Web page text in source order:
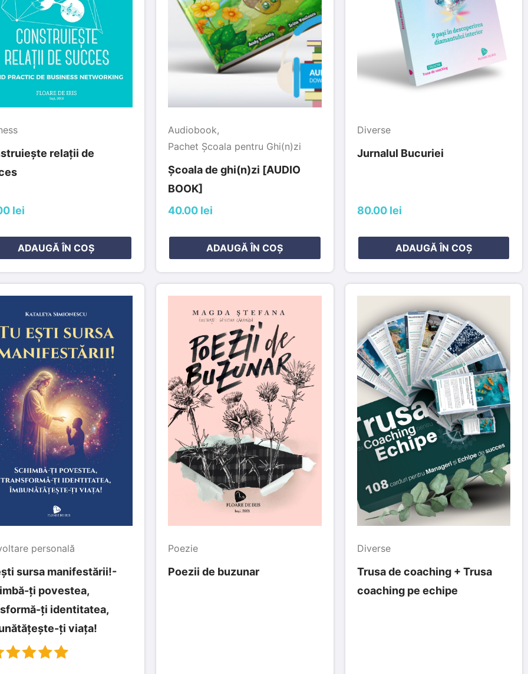
relații de
lei
ADAUGĂ ÎN COȘ
Audiobook,
Pachet Școala pentru Ghi(n)zi
Școala de ghi(n)zi [AUDIO
BOOK]
40.00 lei
ADAUGĂ ÎN COȘ
Diverse
Jurnalul Bucuriei
80.00 lei
ADAUGĂ ÎN COȘ
personală
sursa manifestării!-
ți povestea,
ți identitatea,
ți viața!
Poezie
Poezii de buzunar
Diverse
Trusa de coaching + Trusa
coaching pe echipe